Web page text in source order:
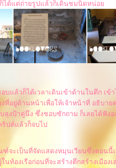
ได้แต่ถ่ายรูปแล้วก็เดินชมนิดหน่อ
บแล้วก็ได้เวลาเดินเข้าด้านในตึก เข้
งที่อยู่ด้านหน้าเพื่อให้เจ้าหน้าที่ อธิบ
ลุงป้าคู่นึง ซึ่งชอบซักถาม ก็เลยได้ฟังอ
ปต์แล้วก็จบไป
จะเป็นที่จัดแสดงหมุนเวียนซึ่งตอนนี้เ
นท้องเรือก่อนที่จะสร้างตึกสร้างเมือง